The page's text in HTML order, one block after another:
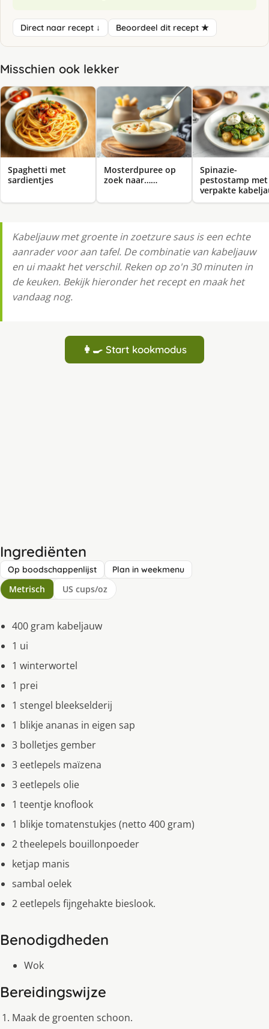
Direct naar recept ↓ Beoordeel dit recept ★
Misschien ook lekker
Spaghetti met
sardientjes
Mosterdpuree op
zoek naar……
Spinazie-
pestostamp met
verpakte
Kabeljauw met groente in zoetzure saus is een echte
aanrader voor aan tafel. De combinatie van kabeljauw
en ui maakt het verschil. Reken op zo'n 30 minuten in
de keuken. Bekijk hieronder het recept en maak het
vandaag nog.
👩‍🍳 Start kookmodus
Ingrediënten
Op boodschappenlijst Plan in weekmenu
Metrisch US cups/oz
400 gram kabeljauw
1 ui
1 winterwortel
1 prei
1 stengel bleekselderij
1 blikje ananas in eigen sap
3 bolletjes gember
3 eetlepels maïzena
3 eetlepels olie
1 teentje knoflook
1 blikje tomatenstukjes (netto 400 gram)
2 theelepels bouillonpoeder
ketjap manis
sambal oelek
2 eetlepels fijngehakte bieslook.
Benodigdheden
Wok
Bereidingswijze
Maak de groenten schoon.